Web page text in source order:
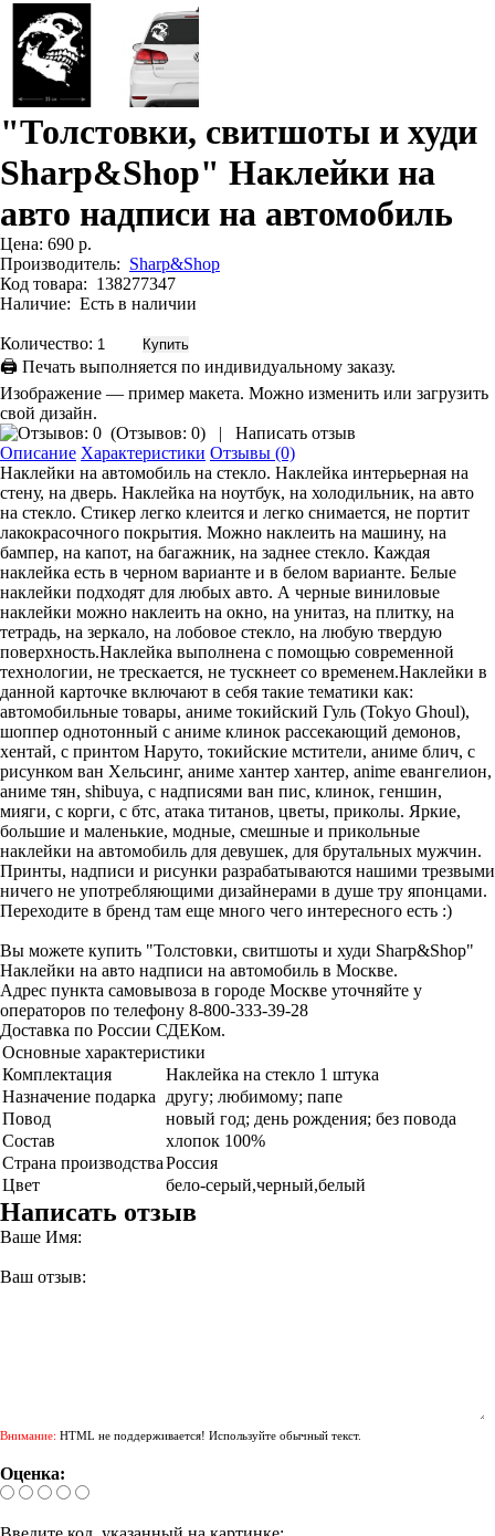
"Толстовки, свитшоты и худи
Sharp&Shop" Наклейки на
авто надписи на автомобиль
Цена: 690 р.
Производитель: Sharp&Shop
Код товара: 138277347
Наличие: Есть в наличии
Количество:
🖨 Печать выполняется по индивидуальному заказу.
Изображение — пример макета. Можно изменить или загрузить
свой дизайн.
(Отзывов: 0) |
Написать отзыв
Описание Характеристики Отзывы (0)
Наклейки на автомобиль на стекло. Наклейка интерьерная на
стену, на дверь. Наклейка на ноутбук, на холодильник, на авто
на стекло. Стикер легко клеится и легко снимается, не портит
лакокрасочного покрытия. Можно наклеить на машину, на
бампер, на капот, на багажник, на заднее стекло. Каждая
наклейка есть в черном варианте и в белом варианте. Белые
наклейки подходят для любых авто. А черные виниловые
наклейки можно наклеить на окно, на унитаз, на плитку, на
тетрадь, на зеркало, на лобовое стекло, на любую твердую
поверхность.Наклейка выполнена с помощью современной
технологии, не трескается, не тускнеет со временем.Наклейки в
данной карточке включают в себя такие тематики как:
автомобильные товары, аниме токийский Гуль (Tokyo Ghoul),
шоппер однотонный с аниме клинок рассекающий демонов,
хентай, с принтом Наруто, токийские мстители, аниме блич, с
рисунком ван Хельсинг, аниме хантер хантер, anime евангелион,
аниме тян, shibuya, с надписями ван пис, клинок, геншин,
мияги, с корги, с бтс, атака титанов, цветы, приколы. Яркие,
большие и маленькие, модные, смешные и прикольные
наклейки на автомобиль для девушек, для брутальных мужчин.
Принты, надписи и рисунки разрабатываются нашими трезвыми
ничего не употребляющими дизайнерами в душе тру японцами.
Переходите в бренд там еще много чего интересного есть :)
Вы можете купить "Толстовки, свитшоты и худи Sharp&Shop"
Наклейки на авто надписи на автомобиль в Москве.
Адрес пункта самовывоза в городе Москве уточняйте у
операторов по телефону 8-800-333-39-28
Доставка по России СДЕКом.
Основные характеристики
Комплектация
Наклейка на стекло 1 штука
Назначение подарка
другу; любимому; папе
Повод
новый год; день рождения; без повода
Состав
хлопок 100%
Страна производстваРоссия
Цвет
бело-серый,черный,белый
Написать отзыв
Ваше Имя:
Ваш отзыв:
Внимание: HTML не поддерживается! Используйте обычный текст.
Оценка: